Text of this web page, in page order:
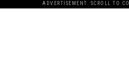
ADVERTISEMENT. SCROLL TO